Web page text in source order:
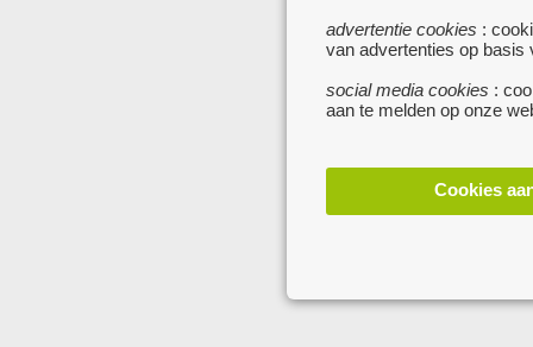
advertentie cookies :
van advertenties op basis
social media cookies :
aan te melden op onze
Cookies